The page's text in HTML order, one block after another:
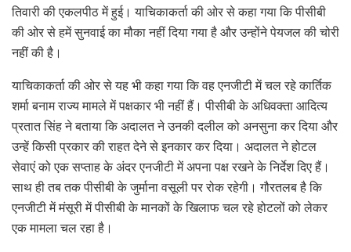
तिवारी की एकलपीठ में हुई। याचिकाकर्ता की ओर से कहा गया कि पीसीबी
की ओर से हमें सुनवाई का मौका नहीं दिया गया है और उन्होंने पेयजल की चोरी
नहीं की है।
याचिकाकर्ता की ओर से यह भी कहा गया कि वह एनजीटी में चल रहे कार्तिक
शर्मा बनाम राज्य मामले में पक्षकार भी नहीं हैं। पीसीबी के अधिवक्ता आदित्य
प्रतात सिंह ने बताया कि अदालत ने उनकी दलील को अनसुना कर दिया और
उन्हें किसी प्रकार की राहत देने से इनकार कर दिया। अदालत ने होटल
सेवाएं को एक सप्ताह के अंदर एनजीटी में अपना पक्ष रखने के निर्देश दिए हैं।
साथ ही तब तक पीसीबी के जुर्माना वसूली पर रोक रहेगी। गौरतलब है कि
एनजीटी में मंसूरी में पीसीबी के मानकों के खिलाफ चल रहे होटलों को लेकर
एक मामला चल रहा है।